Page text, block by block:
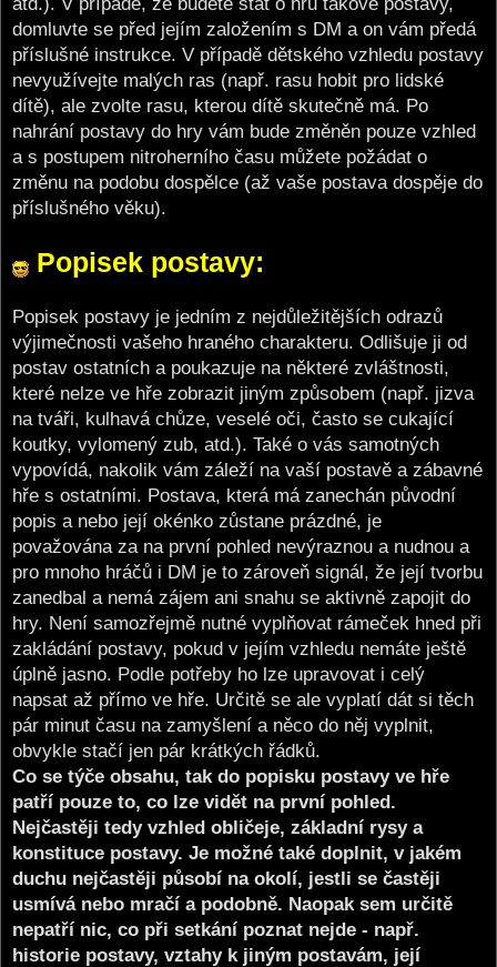
domluvte se před jejím založením s DM a on vám předá
příslušné instrukce. V případě dětského vzhledu postavy
nevyužívejte malých ras (např. rasu hobit pro lidské
dítě), ale zvolte rasu, kterou dítě skutečně má. Po
nahrání postavy do hry vám bude změněn pouze vzhled
a s postupem nitroherního času můžete požádat o
změnu na podobu dospělce (až vaše postava dospěje do
příslušného věku).
Popisek postavy:
Popisek postavy je jedním z nejdůležitějších odrazů
výjimečnosti vašeho hraného charakteru. Odlišuje ji od
postav ostatních a poukazuje na některé zvláštnosti,
které nelze ve hře zobrazit jiným způsobem (např. jizva
na tváři, kulhavá chůze, veselé oči, často se cukající
koutky, vylomený zub, atd.). Také o vás samotných
vypovídá, nakolik vám záleží na vaší postavě a zábavné
hře s ostatními. Postava, která má zanechán původní
popis a nebo její okénko zůstane prázdné, je
považována za na první pohled nevýraznou a nudnou a
pro mnoho hráčů i DM je to zároveň signál, že její tvorbu
zanedbal a nemá zájem ani snahu se aktivně zapojit do
hry. Není samozřejmě nutné vyplňovat rámeček hned při
zakládání postavy, pokud v jejím vzhledu nemáte ještě
úplně jasno. Podle potřeby ho lze upravovat i celý
napsat až přímo ve hře. Určitě se ale vyplatí dát si těch
pár minut času na zamyšlení a něco do něj vyplnit,
obvykle stačí jen pár krátkých řádků.
Co se týče obsahu, tak do popisku postavy ve hře
patří pouze to, co lze vidět na první pohled.
Nejčastěji tedy vzhled obličeje, základní rysy a
konstituce postavy. Je možné také doplnit, v jakém
duchu nejčastěji působí na okolí, jestli se častěji
usmívá nebo mračí a podobně. Naopak sem určitě
nepatří nic, co při setkání poznat nejde - např.
historie postavy, vztahy k jiným postavám, její